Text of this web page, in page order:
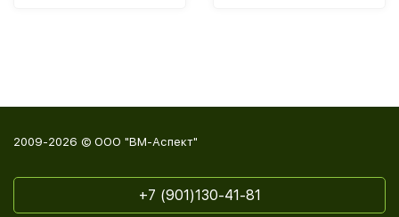
2009-2026 © ООО "ВМ-Аспект"
+7 (901)130-41-81